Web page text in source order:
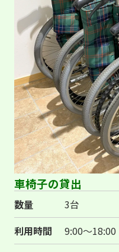
車椅子の貸出
数量
3台
利用時間
9:00～18:00